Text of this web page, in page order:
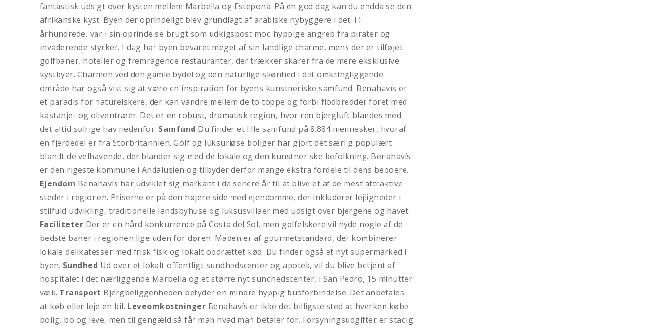
fantastisk udsigt over kysten mellem Marbella og Estepona. På en god dag kan du endda se den
afrikanske kyst. Byen der oprindeligt blev grundlagt af arabiske nybyggere i det 11.
århundrede, var i sin oprindelse brugt som udkigspost mod hyppige angreb fra pirater og
invaderende styrker. I dag har byen bevaret meget af sin landlige charme, mens der er tilføjet
golfbaner, hoteller og fremragende restauranter, der trækker skarer fra de mere eksklusive
kystbyer. Charmen ved den gamle bydel og den naturlige skønhed i det omkringliggende
område har også vist sig at være en inspiration for byens kunstneriske samfund. Benahavís er
et paradis for naturelskere, der kan vandre mellem de to toppe og forbi flodbredder foret med
kastanje- og oliventræer. Det er en robust, dramatisk region, hvor ren bjergluft blandes med
det altid solrige hav nedenfor. Samfund Du finder et lille samfund på 8.884 mennesker, hvoraf
en fjerdedel er fra Storbritannien. Golf og luksuriøse boliger har gjort det særlig populært
blandt de velhavende, der blander sig med de lokale og den kunstneriske befolkning. Benahavís
er den rigeste kommune i Andalusien og tilbyder derfor mange ekstra fordele til dens beboere.
Ejendom Benahavís har udviklet sig markant i de senere år til at blive et af de mest attraktive
steder i regionen. Priserne er på den højere side med ejendomme, der inkluderer lejligheder i
stilfuld udvikling, traditionelle landsbyhuse og luksusvillaer med udsigt over bjergene og havet.
Faciliteter Der er en hård konkurrence på Costa del Sol, men golfelskere vil nyde nogle af de
bedste baner i regionen lige uden for døren. Maden er af gourmetstandard, der kombinerer
lokale delikatesser med frisk fisk og lokalt opdrættet kød. Du finder også et nyt supermarked i
byen. Sundhed Ud over et lokalt offentligt sundhedscenter og apotek, vil du blive betjent af
hospitalet i det nærliggende Marbella og et større nyt sundhedscenter, i San Pedro, 15 minutter
væk. Transport Bjergbeliggenheden betyder en mindre hyppig busforbindelse. Det anbefales
at køb eller leje en bil. Leveomkostninger Benahavís er ikke det billigste sted at hverken købe
bolig, bo og leve, men til gengæld så får man hvad man betaler for. Forsyningsudgifter er stadig